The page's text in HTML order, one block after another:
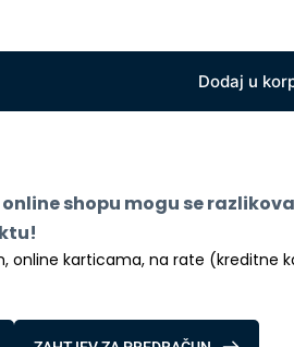
Dodaj u
shopu mogu se
online karticama, na rate (kreditne